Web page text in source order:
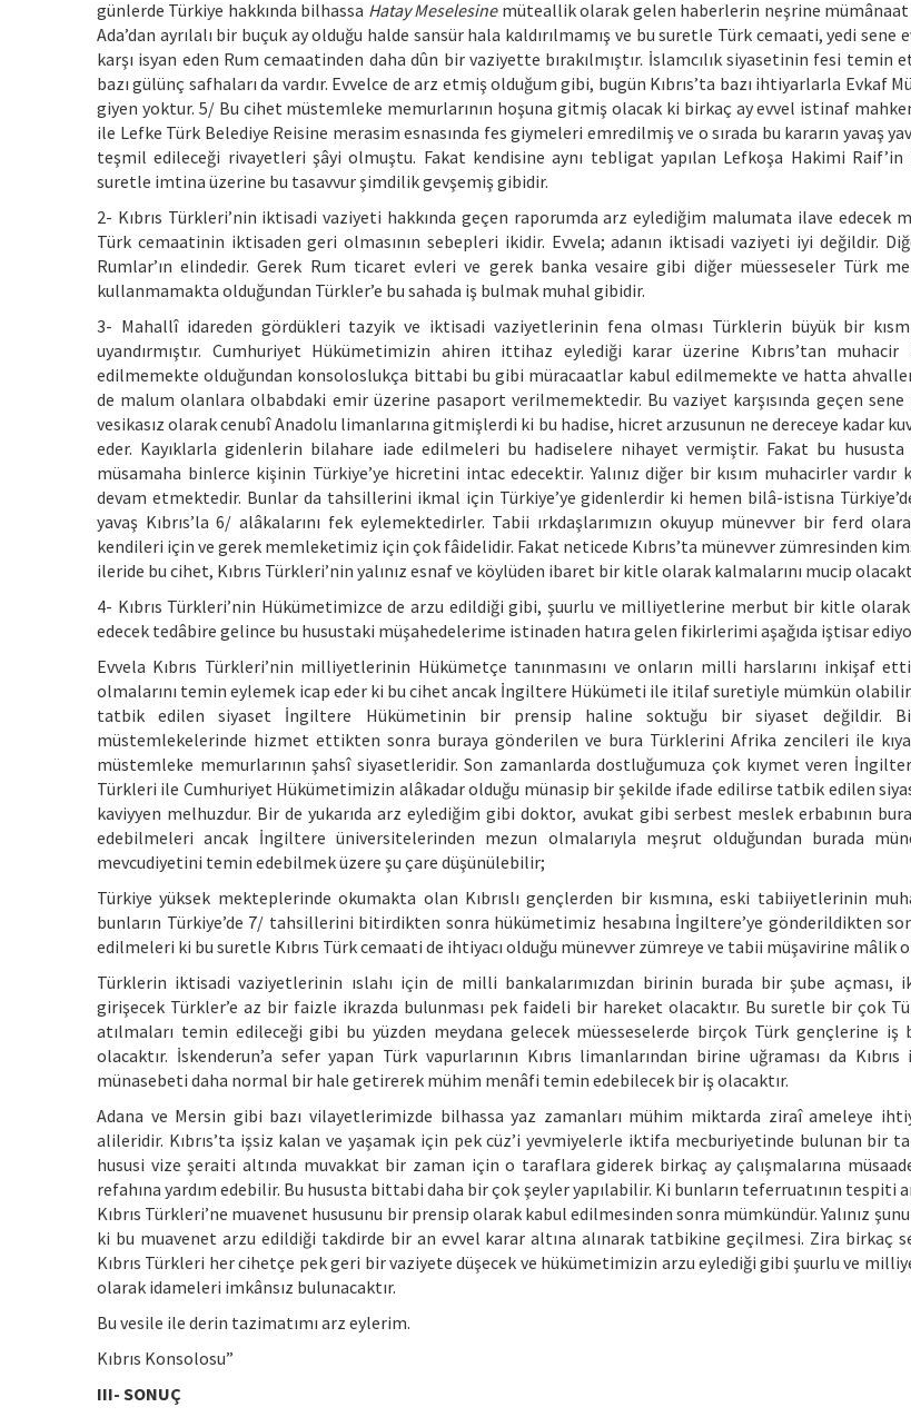
günlerde Türkiye hakkında bilhassa Hatay Meselesinemüteallik olarak gelen haberlerin neşrine
Ada’dan ayrılalı bir buçuk ay olduğu halde sansür hala kaldırılmamış ve bu suretle Türk cemaati, yedi sene
karşı isyan eden Rum cemaatinden daha dûn bir vaziyette bırakılmıştır. İslamcılık siyasetinin fesi temin
bazı gülünç safhaları da vardır. Evvelce de arz etmiş olduğum gibi, bugün Kıbrıs’ta bazı ihtiyarlarla Evkaf
giyen yoktur. 5/ Bu cihet müstemleke memurlarının hoşuna gitmiş olacak ki birkaç ay evvel istinaf
ile Lefke Türk Belediye Reisine merasim esnasında fes giymeleri emredilmiş ve o sırada bu kararın yavaş
teşmil edileceği rivayetleri şâyi olmuştu. Fakat kendisine aynı tebligat yapılan Lefkoşa Hakimi
suretle imtina üzerine bu tasavvur şimdilik gevşemiş gibidir.
2- Kıbrıs Türkleri’nin iktisadi vaziyeti hakkında geçen raporumda arz eylediğim malumata ilave edecek
Türk cemaatinin iktisaden geri olmasının sebepleri ikidir. Evvela; adanın iktisadi vaziyeti iyi değildir.
Rumlar’ın elindedir. Gerek Rum ticaret evleri ve gerek banka vesaire gibi diğer müesseseler Türk
kullanmamakta olduğundan Türkler’e bu sahada iş bulmak muhal gibidir.
3- Mahallî idareden gördükleri tazyik ve iktisadi vaziyetlerinin fena olması Türklerin büyük bir
uyandırmıştır. Cumhuriyet Hükümetimizin ahiren ittihaz eylediği karar üzerine Kıbrıs’tan
edilmemekte olduğundan konsoloslukça bittabi bu gibi müracaatlar kabul edilmemekte ve hatta
de malum olanlara olbabdaki emir üzerine pasaport verilmemektedir. Bu vaziyet karşısında geçen sene
vesikasız olarak cenubî Anadolu limanlarına gitmişlerdi ki bu hadise, hicret arzusunun ne dereceye kadar
eder. Kayıklarla gidenlerin bilahare iade edilmeleri bu hadiselere nihayet vermiştir. Fakat bu hususta
müsamaha binlerce kişinin Türkiye’ye hicretini intac edecektir. Yalınız diğer bir kısım muhacirler
devam etmektedir. Bunlar da tahsillerini ikmal için Türkiye’ye gidenlerdir ki hemen bilâ-istisna
yavaş Kıbrıs’la 6/ alâkalarını fek eylemektedirler. Tabii ırkdaşlarımızın okuyup münevver bir ferd
kendileri için ve gerek memleketimiz için çok fâidelidir. Fakat neticede Kıbrıs’ta münevver zümresinden
ileride bu cihet, Kıbrıs Türkleri’nin yalınız esnaf ve köylüden ibaret bir kitle olarak kalmalarını mucip
4- Kıbrıs Türkleri’nin Hükümetimizce de arzu edildiği gibi, şuurlu ve milliyetlerine merbut bir kitle olarak
edecek tedâbire gelince bu husustaki müşahedelerime istinaden hatıra gelen fikirlerimi aşağıda iştisar
Evvela Kıbrıs Türkleri’nin milliyetlerinin Hükümetçe tanınmasını ve onların milli harslarını inkişaf
olmalarını temin eylemek icap eder ki bu cihet ancak İngiltere Hükümeti ile itilaf suretiyle mümkün
tatbik edilen siyaset İngiltere Hükümetinin bir prensip haline soktuğu bir siyaset değildir.
müstemlekelerinde hizmet ettikten sonra buraya gönderilen ve bura Türklerini Afrika zencileri ile
müstemleke memurlarının şahsî siyasetleridir. Son zamanlarda dostluğumuza çok kıymet veren
Türkleri ile Cumhuriyet Hükümetimizin alâkadar olduğu münasip bir şekilde ifade edilirse tatbik edilen
kaviyyen melhuzdur. Bir de yukarıda arz eylediğim gibi doktor, avukat gibi serbest meslek erbabının
edebilmeleri ancak İngiltere üniversitelerinden mezun olmalarıyla meşrut olduğundan burada
mevcudiyetini temin edebilmek üzere şu çare düşünülebilir;
Türkiye yüksek mekteplerinde okumakta olan Kıbrıslı gençlerden bir kısmına, eski tabiiyetlerinin
bunların Türkiye’de 7/ tahsillerini bitirdikten sonra hükümetimiz hesabına İngiltere’ye gönderildikten
edilmeleri ki bu suretle Kıbrıs Türk cemaati de ihtiyacı olduğu münevver zümreye ve tabii müşavirine mâlik
Türklerin iktisadi vaziyetlerinin ıslahı için de milli bankalarımızdan birinin burada bir şube açması,
girişecek Türkler’e az bir faizle ikrazda bulunması pek faideli bir hareket olacaktır. Bu suretle bir çok
atılmaları temin edileceği gibi bu yüzden meydana gelecek müesseselerde birçok Türk gençlerine iş
olacaktır. İskenderun’a sefer yapan Türk vapurlarının Kıbrıs limanlarından birine uğraması da Kıbrıs
münasebeti daha normal bir hale getirerek mühim menâfi temin edebilecek bir iş olacaktır.
Adana ve Mersin gibi bazı vilayetlerimizde bilhassa yaz zamanları mühim miktarda ziraî ameleye
alileridir. Kıbrıs’ta işsiz kalan ve yaşamak için pek cüz’i yevmiyelerle iktifa mecburiyetinde bulunan bir
hususi vize şeraiti altında muvakkat bir zaman için o taraflara giderek birkaç ay çalışmalarına
refahına yardım edebilir. Bu hususta bittabi daha bir çok şeyler yapılabilir. Ki bunların teferruatının tespiti
Kıbrıs Türkleri’ne muavenet hususunu bir prensip olarak kabul edilmesinden sonra mümkündür. Yalınız
ki bu muavenet arzu edildiği takdirde bir an evvel karar altına alınarak tatbikine geçilmesi. Zira birkaç
Kıbrıs Türkleri her cihetçe pek geri bir vaziyete düşecek ve hükümetimizin arzu eylediği gibi şuurlu ve
olarak idameleri imkânsız bulunacaktır.
Bu vesile ile derin tazimatımı arz eylerim.
Kıbrıs Konsolosu”
III- SONUÇ